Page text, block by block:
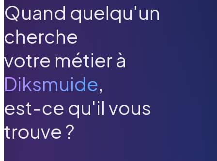
Quand quelqu'un
cherche
votre métier à
Diksmuide,
est-ce qu'il vous
trouve ?